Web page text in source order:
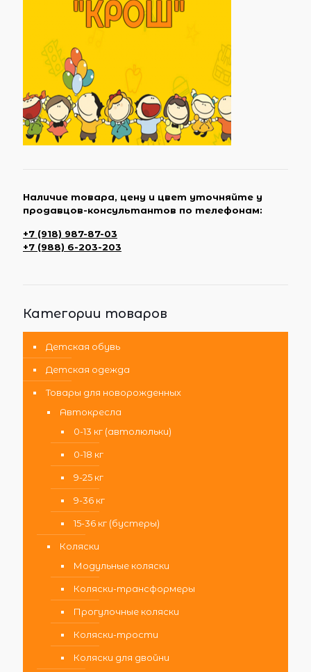
Наличие товара, цену и цвет уточняйте у
продавцов-консультантов по телефонам:
+7 (918) 987-87-03
+7 (988) 6-203-203
Категории товаров
Детская обувь
Детская одежда
Товары для новорожденных
Автокресла
0-13 кг (автолюльки)
0-18 кг
9-25 кг
9-36 кг
15-36 кг (бустеры)
Коляски
Модульные коляски
Коляски-трансформеры
Прогулочные коляски
Коляски-трости
Коляски для двойни